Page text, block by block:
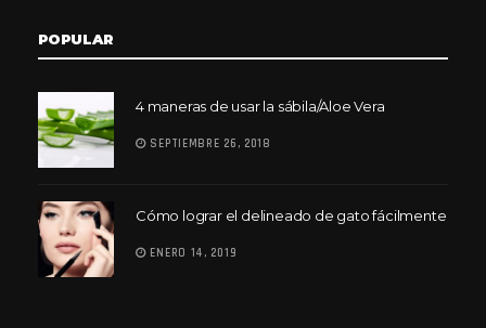
POPULAR
4 maneras de usar la sábila/Aloe Vera
SEPTIEMBRE 26, 2018
Cómo lograr el delineado de gato fácilmente
ENERO 14, 2019